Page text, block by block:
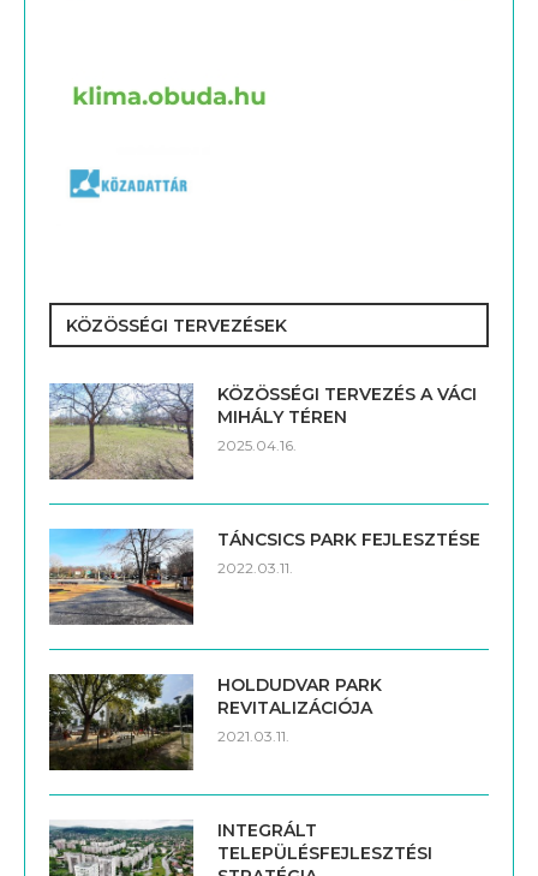
KÖZÖSSÉGI TERVEZÉSEK
KÖZÖSSÉGI TERVEZÉS A VÁCI
MIHÁLY TÉREN
2025.04.16.
TÁNCSICS PARK FEJLESZTÉSE
2022.03.11.
HOLDUDVAR PARK
REVITALIZÁCIÓJA
2021.03.11.
INTEGRÁLT
TELEPÜLÉSFEJLESZTÉSI